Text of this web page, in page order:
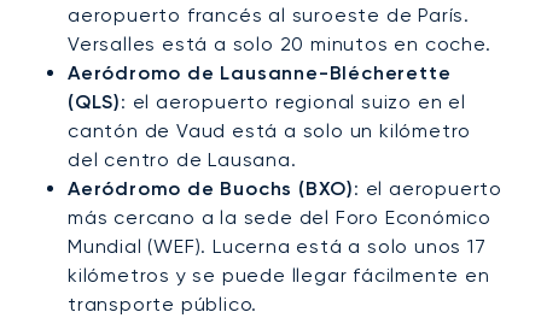
aeropuerto francés al suroeste de París.
Versalles está a solo 20 minutos en coche.
Aeródromo de Lausanne-Blécherette
(QLS): el aeropuerto regional suizo en el
cantón de Vaud está a solo un kilómetro
del centro de Lausana.
Aeródromo de Buochs (BXO): el aeropuerto
más cercano a la sede del Foro Económico
Mundial (WEF). Lucerna está a solo unos 17
kilómetros y se puede llegar fácilmente en
transporte público.